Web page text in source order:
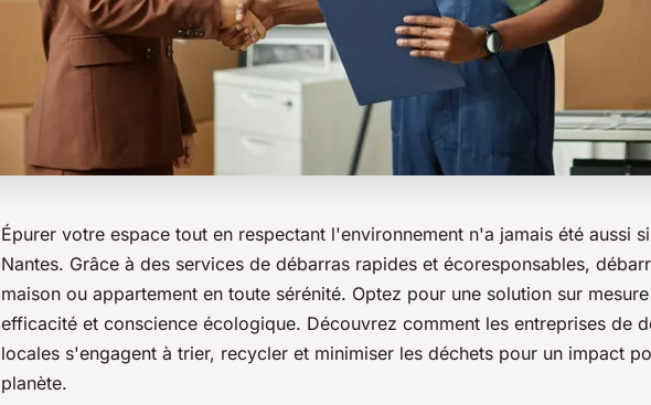
Épurer votre espace tout en respectant l'environnement n'a jamais été aussi
Nantes. Grâce à des services de débarras rapides et écoresponsables,
maison ou appartement en toute sérénité. Optez pour une solution sur
efficacité et conscience écologique. Découvrez comment les entreprises de
locales s'engagent à trier, recycler et minimiser les déchets pour un impact
planète.